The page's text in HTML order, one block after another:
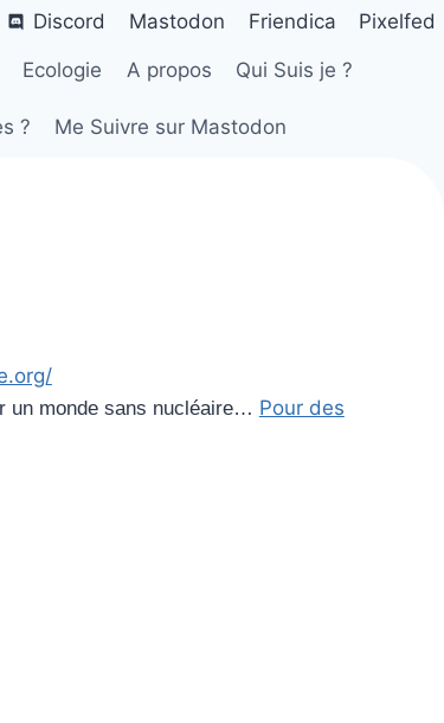
Discord Mastodon Friendica Pixelfed
Ecologie A propos Qui Suis je ?
? Me Suivre sur Mastodon
un monde sans nucléaire… Pour des